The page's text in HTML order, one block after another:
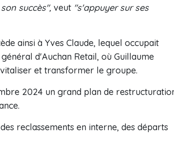
succès", veut "s'appuyer sur ses
ainsi à Yves Claude, lequel occupait
d'Auchan Retail, où Guillaume
et transformer le groupe.
2024 un grand plan de
reclassements en interne, des départs